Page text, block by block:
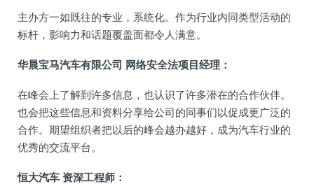
主办方一如既往的专业，系统化。作为行业内同类型活动的
标杆，影响力和话题覆盖面都令人满意。
华晨宝马汽车有限公司 网络安全法项目经理：
在峰会上了解到许多信息，也认识了许多潜在的合作伙伴。
也会把这些信息和资料分享给公司的同事们以促成更广泛的
合作。期望组织者把以后的峰会越办越好，成为汽车行业的
优秀的交流平台。
恒大汽车 资深工程师：